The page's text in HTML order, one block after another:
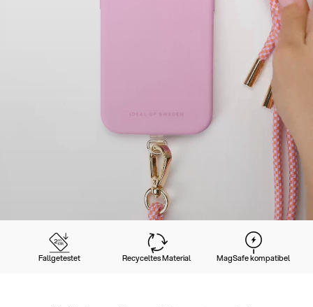
Fallgetestet Recyceltes Material MagSafe kompatibel